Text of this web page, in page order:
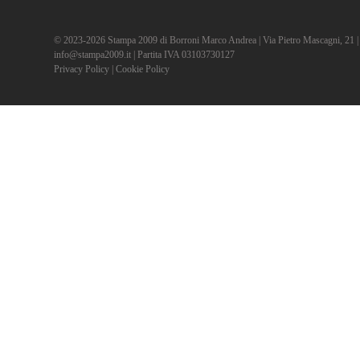
© 2023-2026 Stampa 2009 di Borroni Marco Andrea | Via Pietro Mascagni, 21
info@stampa2009.it | Partita IVA 03103730127
Privacy Policy |Cookie Policy